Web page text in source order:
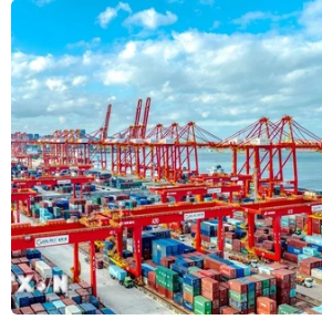
TIN CÙNG CHUYÊN MỤC
Năm học 2026-2027: Không dạy
trước lớp 1, đẩy mạnh STEM, AI và